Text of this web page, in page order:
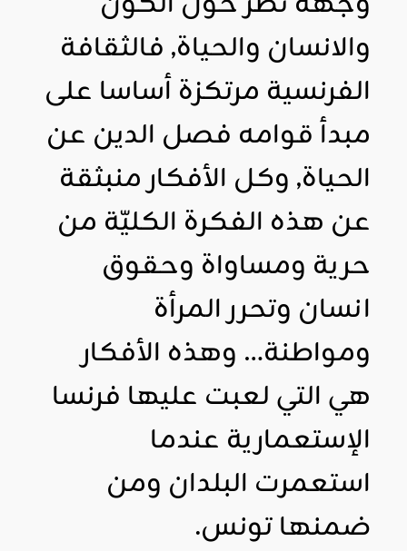
والانسان والحياة, فالثقافة
الفرنسية مرتكزة أساسا على
مبدأ قوامه فصل الدين عن
الحياة, وكل الأفكار منبثقة
عن هذه الفكرة الكليّة من
حرية ومساواة وحقوق
انسان وتحرر المرأة
ومواطنة… وهذه الأفكار
هي التي لعبت عليها فرنسا
الإستعمارية عندما
استعمرت البلدان ومن
ضمنها تونس.